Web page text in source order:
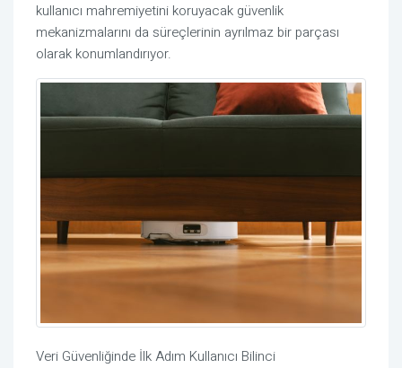
kullanıcı mahremiyetini koruyacak güvenlik
mekanizmalarını da süreçlerinin ayrılmaz bir parçası
olarak konumlandırıyor.
Veri Güvenliğinde İlk Adım Kullanıcı Bilinci